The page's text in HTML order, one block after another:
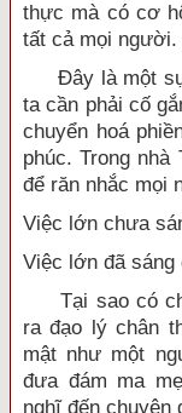
thực mà có cơ
tất cả mọi người.
Đây là một sự
ta cần phải cố
chuyển hoá
phúc. Trong nhà
để răn nhắc mọi
Việc lớn chưa
Việc lớn đã sáng
Tại sao có
ra đạo lý chân
mật như một
đưa đám ma
nghĩ đến chuyện